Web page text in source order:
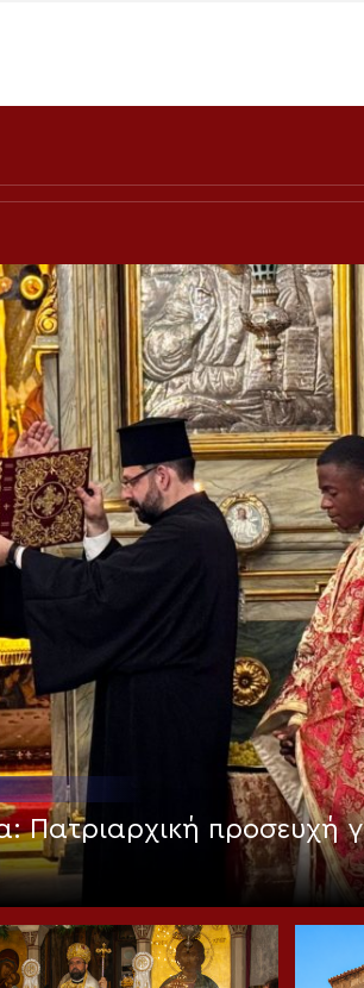
Πατριαρχική προσευχή